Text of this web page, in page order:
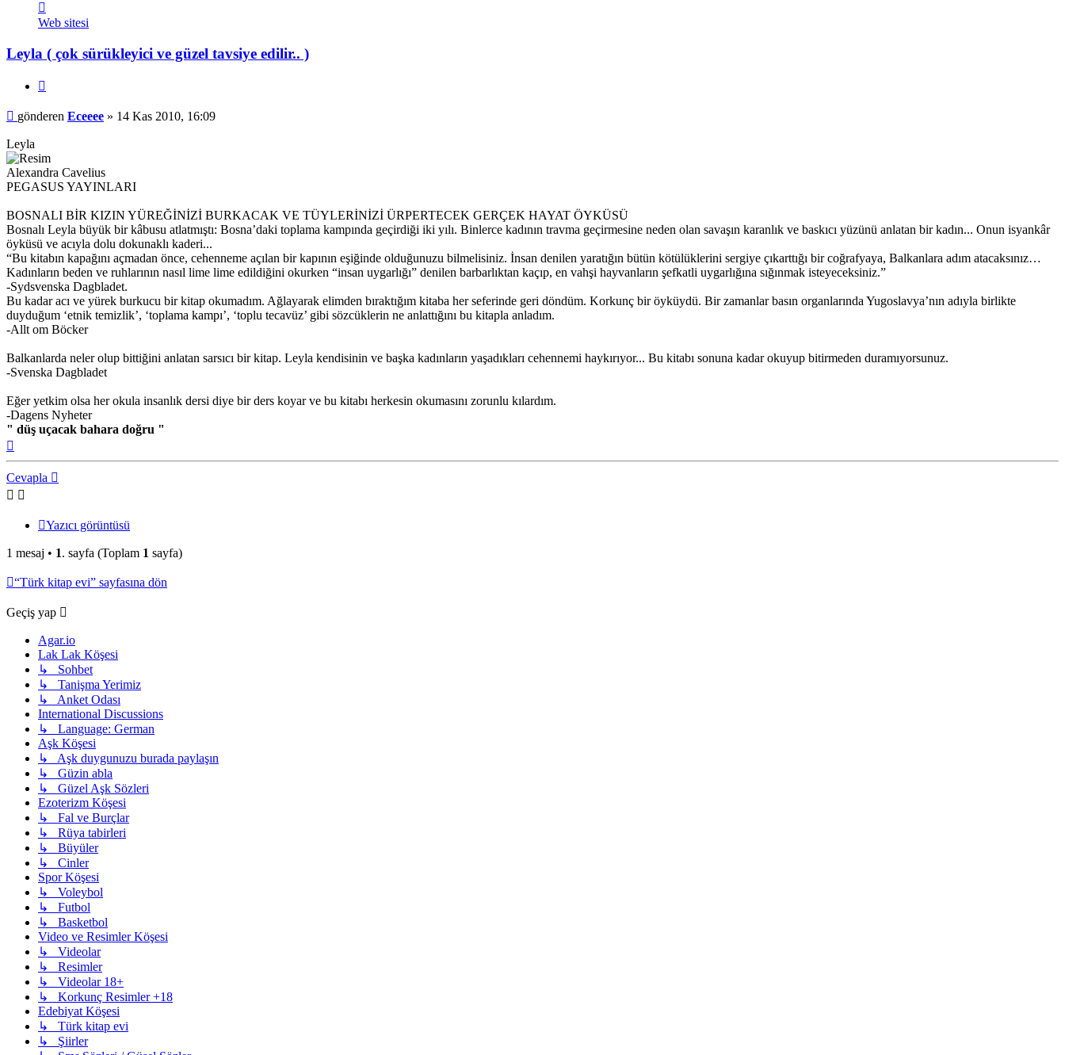
Eceeee
Web sitesi
Leyla ( çok sürükleyici ve güzel tavsiye edilir.. )
Mesaj
gönderen Eceeee » 14 Kas 2010, 16:09
Leyla
Alexandra Cavelius
PEGASUS YAYINLARI
BOSNALI BİR KIZIN YÜREĞİNİZİ BURKACAK VE TÜYLERİNİZİ ÜRPERTECEK GERÇEK HAYAT ÖYKÜSÜ
Bosnalı Leyla büyük bir kâbusu atlatmıştı: Bosna’daki toplama kampında geçirdiği iki yılı. Binlerce kadının travma geçirmesine neden olan savaşın karanlık ve baskıcı yüzünü anlatan bir kadın... Onun isyankâr
öyküsü ve acıyla dolu dokunaklı kaderi...
“Bu kitabın kapağını açmadan önce, cehenneme açılan bir kapının eşiğinde olduğunuzu bilmelisiniz. İnsan denilen yaratığın bütün kötülüklerini sergiye çıkarttığı bir coğrafyaya, Balkanlara adım atacaksınız…
Kadınların beden ve ruhlarının nasıl lime lime edildiğini okurken “insan uygarlığı” denilen barbarlıktan kaçıp, en vahşi hayvanların şefkatli uygarlığına sığınmak isteyeceksiniz.”
-Sydsvenska Dagbladet.
Bu kadar acı ve yürek burkucu bir kitap okumadım. Ağlayarak elimden bıraktığım kitaba her seferinde geri döndüm. Korkunç bir öyküydü. Bir zamanlar basın organlarında Yugoslavya’nın adıyla birlikte
duyduğum ‘etnik temizlik’, ‘toplama kampı’, ‘toplu tecavüz’ gibi sözcüklerin ne anlattığını bu kitapla anladım.
-Allt om Böcker
Balkanlarda neler olup bittiğini anlatan sarsıcı bir kitap. Leyla kendisinin ve başka kadınların yaşadıkları cehennemi haykırıyor... Bu kitabı sonuna kadar okuyup bitirmeden duramıyorsunuz.
-Svenska Dagbladet
Eğer yetkim olsa her okula insanlık dersi diye bir ders koyar ve bu kitabı herkesin okumasını zorunlu kılardım.
-Dagens Nyheter
" düş uçacak bahara doğru "
Cevapla
Yazıcı görüntüsü
1 mesaj • 1. sayfa (Toplam 1 sayfa)
“Türk kitap evi” sayfasına dön
Geçiş yap
Agar.io
Lak Lak Köşesi
↳ Sohbet
↳ Tanişma Yerimiz
↳ Anket Odası
International Discussions
↳ Language: German
Aşk Köşesi
↳ Aşk duygunuzu burada paylaşın
↳ Güzin abla
↳ Güzel Aşk Sözleri
Ezoterizm Köşesi
↳ Fal ve Burçlar
↳ Rüya tabirleri
↳ Büyüler
↳ Cinler
Spor Köşesi
↳ Voleybol
↳ Futbol
↳ Basketbol
Video ve Resimler Köşesi
↳ Videolar
↳ Resimler
↳ Videolar 18+
↳ Korkunç Resimler +18
Edebiyat Köşesi
↳ Türk kitap evi
↳ Şiirler